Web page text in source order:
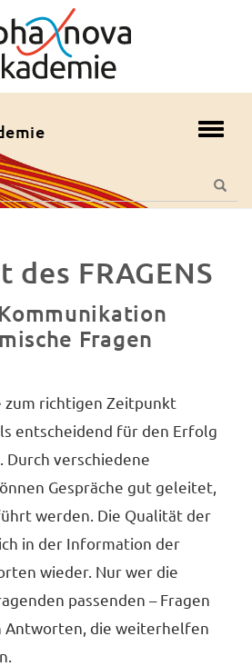
des FRAGENS
Fragen
zum richtigen Zeitpunkt
entscheidend für den Erfolg
Durch verschiedene
Gespräche gut geleitet,
werden. Die Qualität der
in der Information der
wieder. Nur wer die
passenden – Fragen
Antworten, die weiterhelfen